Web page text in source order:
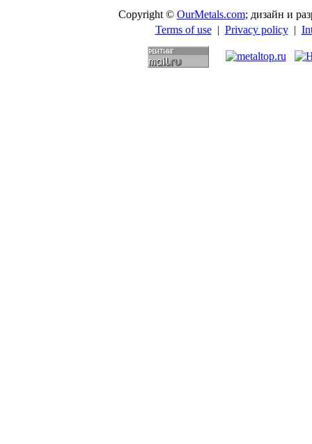
Copyright © OurMetals.com; дизайн и
Terms of use| Privacy policy|